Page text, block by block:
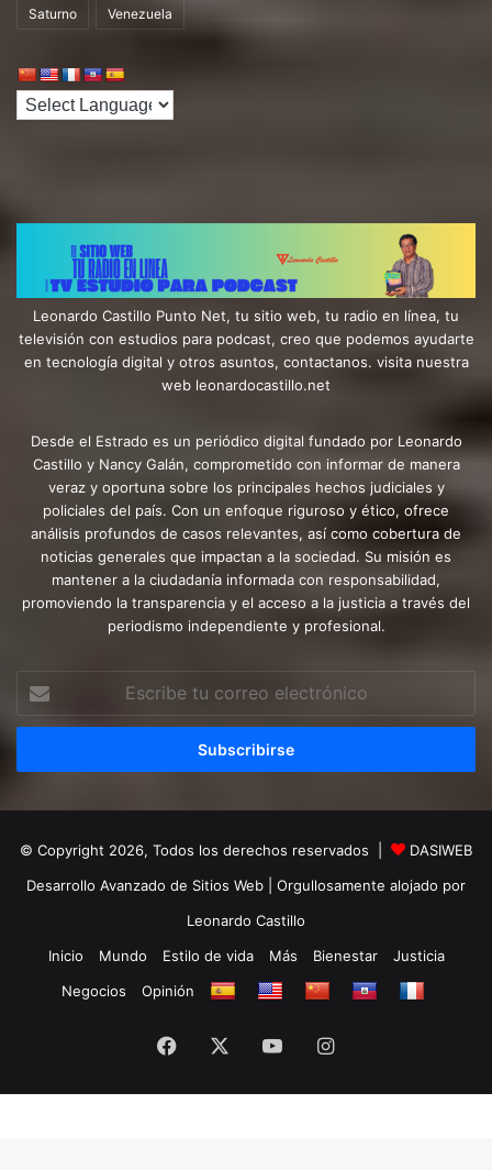
Saturno Venezuela
Leonardo Castillo Punto Net, tu sitio web, tu radio en línea, tu
televisión con estudios para podcast, creo que podemos ayudarte
en tecnología digital y otros asuntos, contactanos. visita nuestra
web leonardocastillo.net
Desde el Estrado es un periódico digital fundado por Leonardo
Castillo y Nancy Galán, comprometido con informar de manera
veraz y oportuna sobre los principales hechos judiciales y
policiales del país. Con un enfoque riguroso y ético, ofrece
análisis profundos de casos relevantes, así como cobertura de
noticias generales que impactan a la sociedad. Su misión es
mantener a la ciudadanía informada con responsabilidad,
promoviendo la transparencia y el acceso a la justicia a través del
periodismo independiente y profesional.
correo
© Copyright 2026, Todos los derechos reservados |
DASIWEB
Desarrollo Avanzado de Sitios Web | Orgullosamente alojado por
Leonardo Castillo
Inicio
Mundo Estilo de vida Más Bienestar
Justicia
Negocios
Opinión
Facebook YouTubeInstagram